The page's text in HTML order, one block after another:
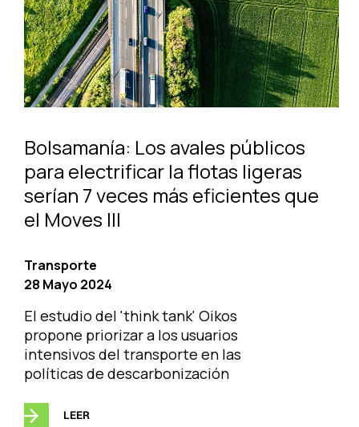
Bolsamanía: Los avales públicos
para electrificar la flotas ligeras
serían 7 veces más eficientes que
el Moves III
Transporte
28 Mayo 2024
El estudio del 'think tank' Oikos
propone priorizar a los usuarios
intensivos del transporte en las
políticas de descarbonización
LEER